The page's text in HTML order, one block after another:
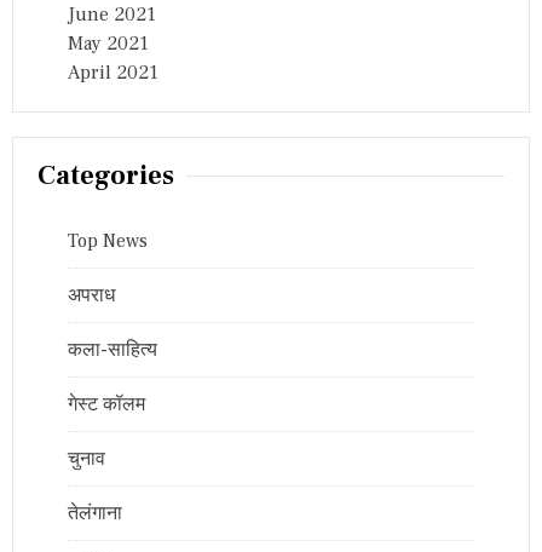
June 2021
May 2021
April 2021
Categories
Top News
अपराध
कला-साहित्य
गेस्ट कॉलम
चुनाव
तेलंगाना